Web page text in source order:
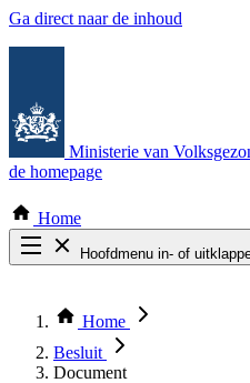
Ga direct naar de inhoud
Ministerie van
de homepage
Home
Hoofdmenu in- of
Thema COVID-19
Bekijk per bestuursorgaan
Home
Besluit
Document